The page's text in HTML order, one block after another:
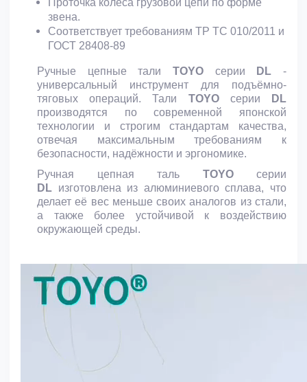
Проточка колеса грузовой цепи по форме
звена.
Соответствует требованиям ТР ТС 010/2011 и
ГОСТ 28408-89
Ручные цепные тали TOYO серии DL-
универсальный инструмент для подъёмно-
тяговых операций. Тали TOYO серии
DL
производятся по современной японской
технологии и строгим стандартам качества,
отвечая максимальным требованиям к
безопасности, надёжности и эргономике.
Ручная цепная таль TOYO серии
DL изготовлена из алюминиевого сплава, что
делает её вес меньше своих аналогов из стали,
а также более устойчивой к воздействию
окружающей среды.